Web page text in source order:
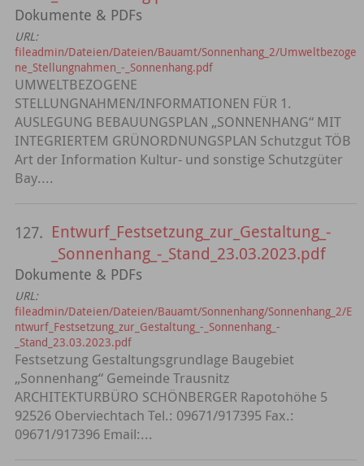
Dokumente & PDFs
URL:
fileadmin/Dateien/Dateien/Bauamt/Sonnenhang_2/Umweltbezoge
ne_Stellungnahmen_-_Sonnenhang.pdf
UMWELTBEZOGENE
STELLUNGNAHMEN/INFORMATIONEN FÜR 1.
AUSLEGUNG BEBAUUNGSPLAN „SONNENHANG“ MIT
INTEGRIERTEM GRÜNORDNUNGSPLAN Schutzgut TÖB
Art der Information Kultur- und sonstige Schutzgüter
Bay....
127. Entwurf_Festsetzung_zur_Gestaltung_-
_Sonnenhang_-_Stand_23.03.2023.pdf
Dokumente & PDFs
URL:
fileadmin/Dateien/Dateien/Bauamt/Sonnenhang/Sonnenhang_2/E
ntwurf_Festsetzung_zur_Gestaltung_-_Sonnenhang_-
_Stand_23.03.2023.pdf
Festsetzung Gestaltungsgrundlage Baugebiet
„Sonnenhang“ Gemeinde Trausnitz
ARCHITEKTURBÜRO SCHÖNBERGER Rapotohöhe 5
92526 Oberviechtach Tel.: 09671/917395 Fax.:
09671/917396 Email:...